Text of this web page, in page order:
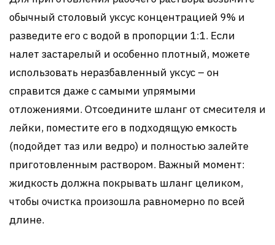
обычный столовый уксус концентрацией 9% и
разведите его с водой в пропорции 1:1. Если
налет застарелый и особенно плотный, можете
использовать неразбавленный уксус – он
справится даже с самыми упрямыми
отложениями. Отсоедините шланг от смесителя и
лейки, поместите его в подходящую емкость
(подойдет таз или ведро) и полностью залейте
приготовленным раствором. Важный момент:
жидкость должна покрывать шланг целиком,
чтобы очистка произошла равномерно по всей
длине.